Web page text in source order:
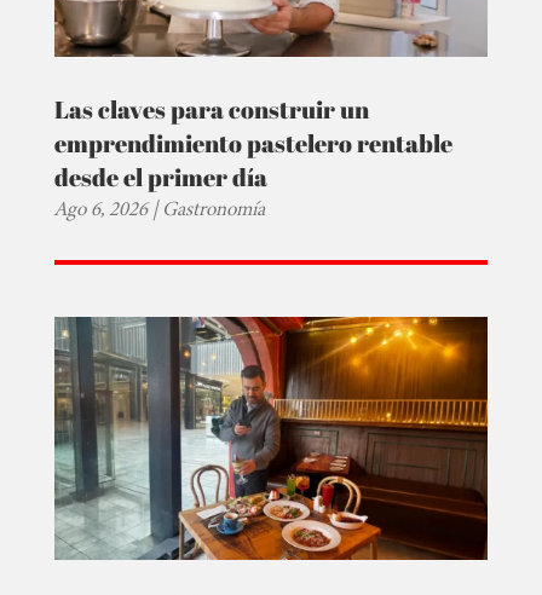
Las claves para construir un
emprendimiento pastelero rentable
desde el primer día
Ago 6, 2026|Gastronomía